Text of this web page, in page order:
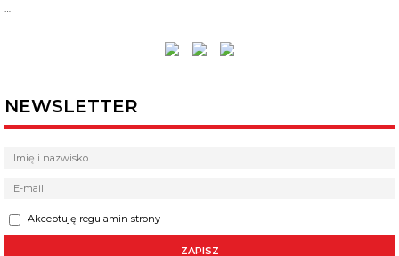
…
NEWSLETTER
Akceptuję regulamin strony